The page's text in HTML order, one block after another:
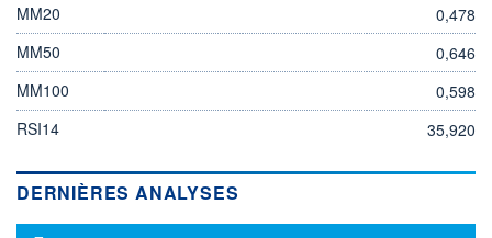
MM20
0,478
MM50
0,646
MM100
0,598
RSI14
35,920
DERNIÈRES ANALYSES